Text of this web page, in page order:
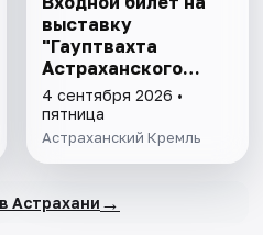
выставку
"Гауптвахта
Астраханского
гарнизона. XIX в."
4 сентября 2026 •
пятница
Астраханский Кремль
Астрахани →